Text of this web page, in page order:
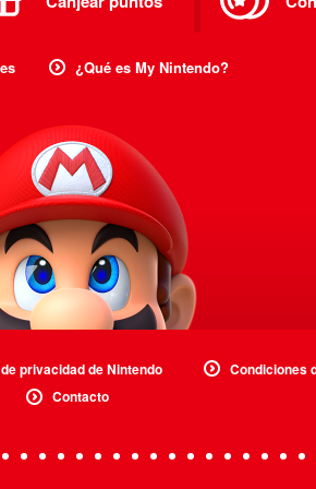
¿Qué es My Nintendo?
privacidad de Nintendo
Condiciones
Contacto